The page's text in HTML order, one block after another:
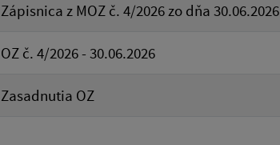
Zápisnica z MOZ č. 4/2026 zo dňa 30.06.2026
OZ č. 4/2026 - 30.06.2026
Zasadnutia OZ